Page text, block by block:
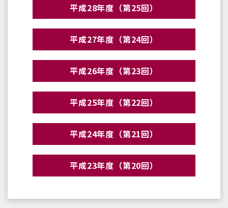
平成28年度（第25回）
平成27年度（第24回）
平成26年度（第23回）
平成25年度（第22回）
平成24年度（第21回）
平成23年度（第20回）